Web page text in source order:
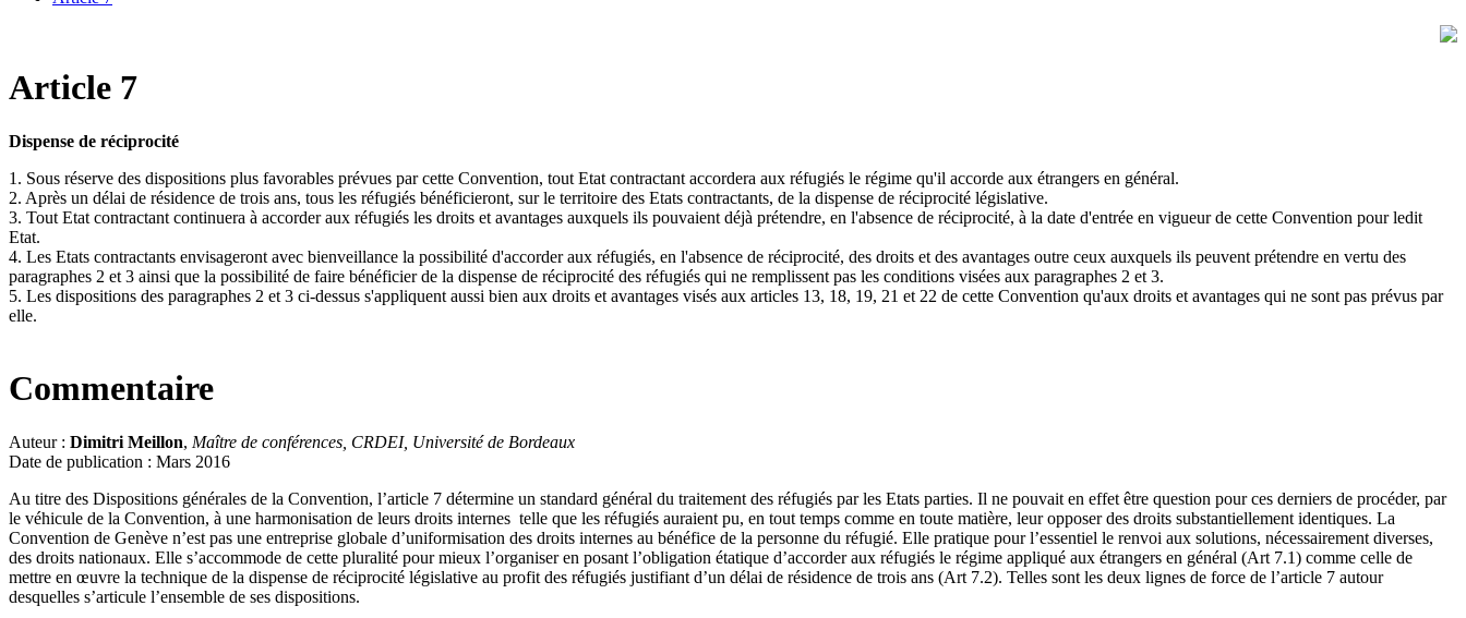
Article 7
Dispense de réciprocité
1. Sous réserve des dispositions plus favorables prévues par cette Convention, tout Etat contractant accordera aux réfugiés le régime qu'il accorde aux étrangers en général.
2. Après un délai de résidence de trois ans, tous les réfugiés bénéficieront, sur le territoire des Etats contractants, de la dispense de réciprocité législative.
3. Tout Etat contractant continuera à accorder aux réfugiés les droits et avantages auxquels ils pouvaient déjà prétendre, en l'absence de réciprocité, à la date d'entrée en vigueur de cette Convention pour ledit
Etat.
4. Les Etats contractants envisageront avec bienveillance la possibilité d'accorder aux réfugiés, en l'absence de réciprocité, des droits et des avantages outre ceux auxquels ils peuvent prétendre en vertu des
paragraphes 2 et 3 ainsi que la possibilité de faire bénéficier de la dispense de réciprocité des réfugiés qui ne remplissent pas les conditions visées aux paragraphes 2 et 3.
5. Les dispositions des paragraphes 2 et 3 ci-dessus s'appliquent aussi bien aux droits et avantages visés aux articles 13, 18, 19, 21 et 22 de cette Convention qu'aux droits et avantages qui ne sont pas prévus par
elle.
Commentaire
Auteur : Dimitri Meillon, Maître de conférences, CRDEI, Université de Bordeaux
Date de publication : Mars 2016
Au titre des Dispositions générales de la Convention, l’article 7 détermine un standard général du traitement des réfugiés par les Etats parties. Il ne pouvait en effet être question pour ces derniers de procéder, par
le véhicule de la Convention, à une harmonisation de leurs droits internes telle que les réfugiés auraient pu, en tout temps comme en toute matière, leur opposer des droits substantiellement identiques. La
Convention de Genève n’est pas une entreprise globale d’uniformisation des droits internes au bénéfice de la personne du réfugié. Elle pratique pour l’essentiel le renvoi aux solutions, nécessairement diverses,
des droits nationaux. Elle s’accommode de cette pluralité pour mieux l’organiser en posant l’obligation étatique d’accorder aux réfugiés le régime appliqué aux étrangers en général (Art 7.1) comme celle de
mettre en œuvre la technique de la dispense de réciprocité législative au profit des réfugiés justifiant d’un délai de résidence de trois ans (Art 7.2). Telles sont les deux lignes de force de l’article 7 autour
desquelles s’articule l’ensemble de ses dispositions.